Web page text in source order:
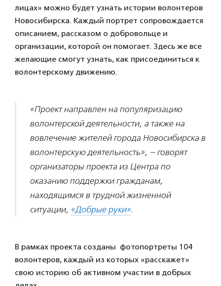
лицах» можно будет узнать истории волонтеров
Новосибирска. Каждый портрет сопровождается
описанием, рассказом о добровольце и
организации, которой он помогает. Здесь же все
желающие смогут узнать, как присоединиться к
волонтерскому движению.
«Проект направлен на популяризацию
волонтерской деятельности, а также на
вовлечение жителей города Новосибирска в
волонтерскую деятельность», – говорят
организаторы проекта из Центра по
оказанию поддержки гражданам,
находящимся в трудной жизненной
ситуации, «Добрые руки».
В рамках проекта созданы фотопортреты 104
волонтеров, каждый из которых «расскажет»
свою историю об активном участии в добрых